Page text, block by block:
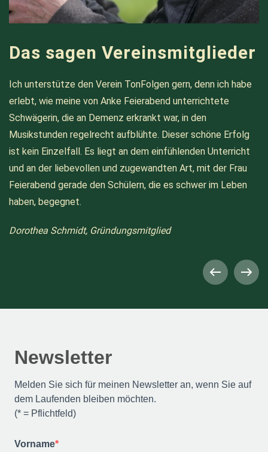
Das sagen Vereinsmitglieder
Ich unterstütze den Verein TonFolgen gern, denn ich habe
erlebt, wie meine von Anke Feierabend unterrichtete
Schwägerin, die an Demenz erkrankt war, in den
Musikstunden regelrecht aufblühte. Dieser schöne Erfolg
ist kein Einzelfall. Es liegt an dem einfühlenden Unterricht
und an der liebevollen und zugewandten Art, mit der Frau
Feierabend gerade den Schülern, die es schwer im Leben
haben, begegnet.
Dorothea Schmidt, Gründungsmitglied
Newsletter
Melden Sie sich für meinen Newsletter an, wenn Sie auf
dem Laufenden bleiben möchten.
(* = Pflichtfeld)
Vorname